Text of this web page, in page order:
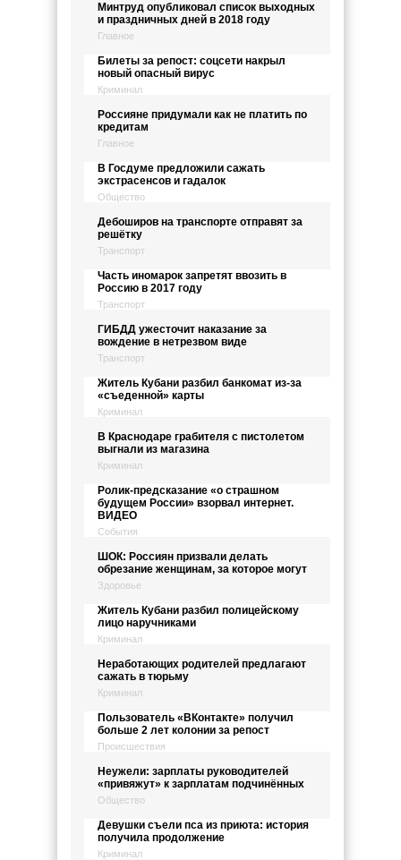
Минтруд опубликовал список выходных
и праздничных дней в 2018 году
Главное
Билеты за репост: соцсети накрыл
новый опасный вирус
Криминал
Россияне придумали как не платить по
кредитам
Главное
В Госдуме предложили сажать
экстрасенсов и гадалок
Общество
Дебоширов на транспорте отправят за
решётку
Транспорт
Часть иномарок запретят ввозить в
Россию в 2017 году
Транспорт
ГИБДД ужесточит наказание за
вождение в нетрезвом виде
Транспорт
Житель Кубани разбил банкомат из-за
«съеденной» карты
Криминал
В Краснодаре грабителя с пистолетом
выгнали из магазина
Криминал
Ролик-предсказание «о страшном
будущем России» взорвал интернет.
ВИДЕО
События
ШОК: Россиян призвали делать
обрезание женщинам, за которое могут
Здоровье
Житель Кубани разбил полицейскому
лицо наручниками
Криминал
Неработающих родителей предлагают
сажать в тюрьму
Криминал
Пользователь «ВКонтакте» получил
больше 2 лет колонии за репост
Происшествия
Неужели: зарплаты руководителей
«привяжут» к зарплатам подчинённых
Общество
Девушки съели пса из приюта: история
получила продолжение
Криминал